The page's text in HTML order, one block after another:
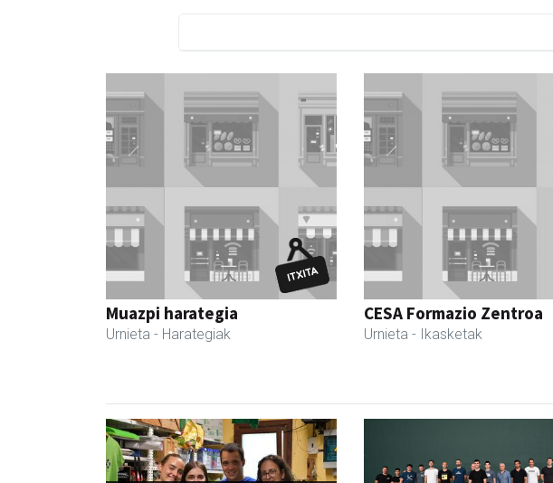
Muazpi harategia
Urnieta - Harategiak
CESA Formazio Zentroa
Urnieta - Ikasketak